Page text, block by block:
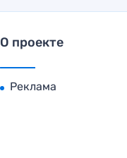
О проекте
Реклама